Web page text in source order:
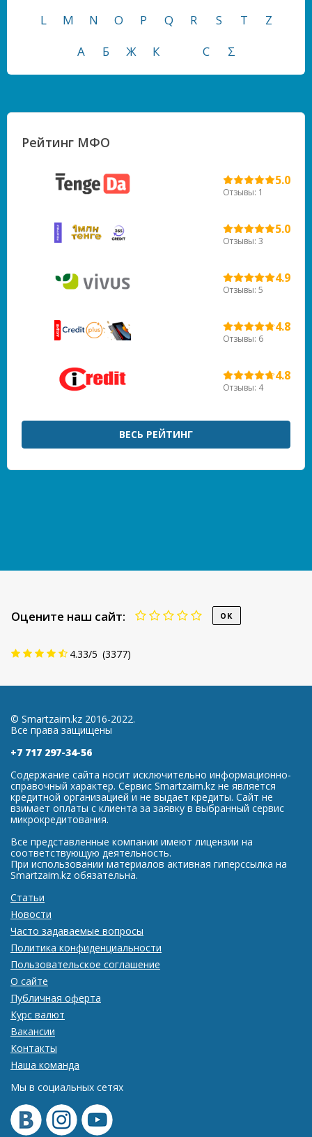
L
M N O P Q R S T
Z
А
Б Ж К С Σ
Рейтинг МФО
5.0
Отзывы: 1
5.0
Отзывы: 3
4.9
Отзывы: 5
4.8
Отзывы: 6
4.8
Отзывы: 4
ВЕСЬ РЕЙТИНГ
Оцените наш сайт:
4.33/5 (3377)
© Smartzaim.kz 2016-2022.
Все права защищены
+7 717 297-34-56
Содержание сайта носит исключительно информационно-
справочный характер. Сервис Smartzaim.kz не является
кредитной организацией и не выдает кредиты. Сайт не
взимает оплаты с клиента за заявку в выбранный сервис
микрокредитования.
Все представленные компании имеют лицензии на
соответствующую деятельность.
При использовании материалов активная гиперссылка на
Smartzaim.kz обязательна.
Статьи
Новости
Часто задаваемые вопросы
Политика конфиденциальности
Пользовательское соглашение
О сайте
Публичная оферта
Курс валют
Вакансии
Контакты
Наша команда
Мы в социальных сетях